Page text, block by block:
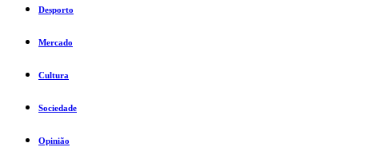
Desporto
Mercado
Cultura
Sociedade
Opinião